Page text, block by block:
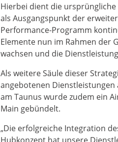
Hierbei dient die
als Ausgangspunkt der
Performance-Programm
Elemente nun im Rahmen der
wachsen und die
Als weitere Säule dieser
angebotenen
am Taunus wurde zudem ein
Main gebündelt.
„Die erfolgreiche Integration